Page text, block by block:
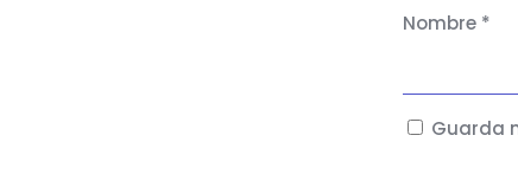
Nombre *
Guarda